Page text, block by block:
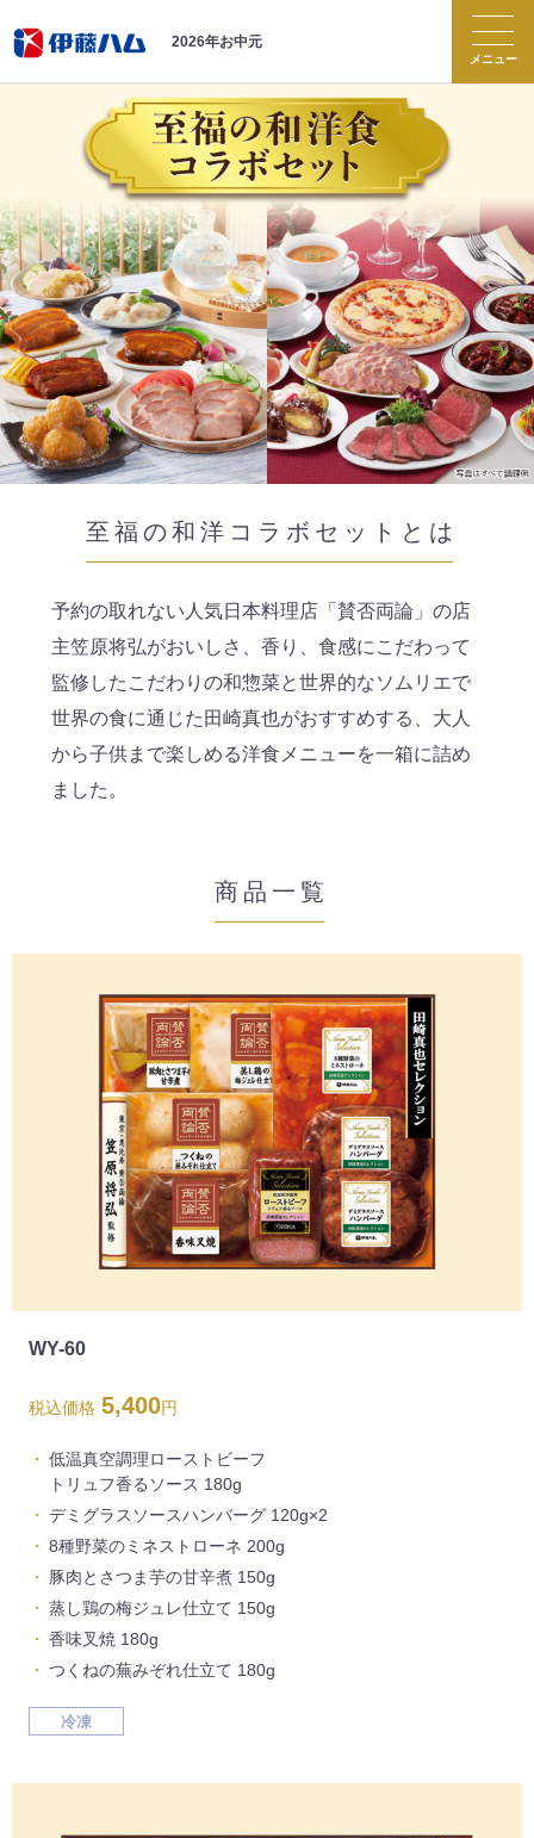
2026年お中元
メニュー
お中元トップ
伝承
伝承献呈
伝承の響
神戸
BISTRO STYLE
「エココンパクト箱でお届け」セット
至福の和洋コラボセット
田崎真也セレクションシリーズ
とじる
至福の和洋コラボセットとは
予約の取れない人気日本料理店「賛否両論」の店
主笠原将弘がおいしさ、香り、食感にこだわって
監修したこだわりの和惣菜と世界的なソムリエで
世界の食に通じた田崎真也がおすすめする、大人
から子供まで楽しめる洋食メニューを一箱に詰め
ました。
商品一覧
WY-60
税込価格 5,400円
低温真空調理ローストビーフ
トリュフ香るソース 180g
デミグラスソースハンバーグ 120g×2
8種野菜のミネストローネ 200g
豚肉とさつま芋の甘辛煮 150g
蒸し鶏の梅ジュレ仕立て 150g
香味叉焼 180g
つくねの蕪みぞれ仕立て 180g
冷凍